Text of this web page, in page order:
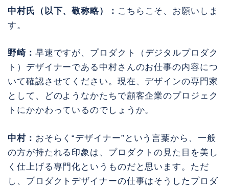
中村氏（以下、敬称略）： こちらこそ、お願いしま
す。
野崎： 早速ですが、プロダクト（デジタルプロダク
ト）デザイナーである中村さんのお仕事の内容につ
いて確認させてください。現在、デザインの専門家
として、どのようなかたちで顧客企業のプロジェク
トにかかわっているのでしょうか。
中村： おそらく“デザイナー”という言葉から、一般
の方が持たれる印象は、プロダクトの見た目を美し
く仕上げる専門化というものだと思います。ただ
し、プロダクトデザイナーの仕事はそうしたプロダ